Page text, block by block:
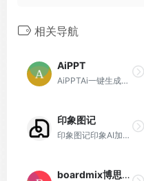
相关导航
AiPPT
AiPPTAi一键生成高质量PPT。
印象图记
印象图记印象AI加持的在线思维导图工具
boardmix博思白板